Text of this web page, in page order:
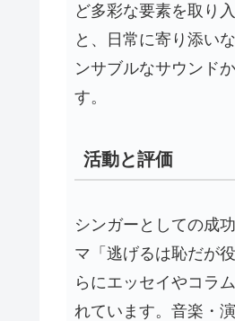
ど多彩な要素を取り
と、日常に寄り添い
ンサブルなサウンド
す。
活動と評価
シンガーとしての成
マ「逃げるは恥だが
らにエッセイやコラ
れています。音楽・